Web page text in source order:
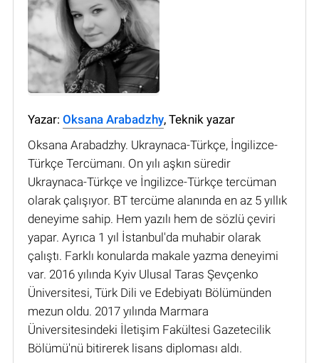
Yazar: Oksana Arabadzhy, Teknik yazar
Oksana Arabadzhy. Ukraynaca-Türkçe, İngilizce-
Türkçe Tercümanı. On yılı aşkın süredir
Ukraynaca-Türkçe ve İngilizce-Türkçe tercüman
olarak çalışıyor. BT tercüme alanında en az 5 yıllık
deneyime sahip. Hem yazılı hem de sözlü çeviri
yapar. Ayrıca 1 yıl İstanbul'da muhabir olarak
çalıştı. Farklı konularda makale yazma deneyimi
var. 2016 yılında Kyiv Ulusal Taras Şevçenko
Üniversitesi, Türk Dili ve Edebiyatı Bölümünden
mezun oldu. 2017 yılında Marmara
Üniversitesindeki İletişim Fakültesi Gazetecilik
Bölümü'nü bitirerek lisans diploması aldı.